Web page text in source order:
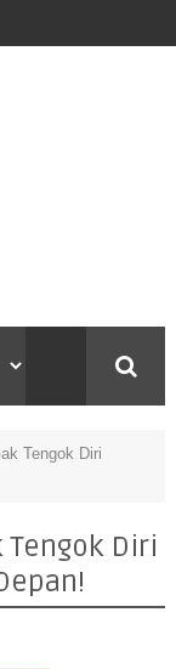
Tengok Diri
Tengok Diri